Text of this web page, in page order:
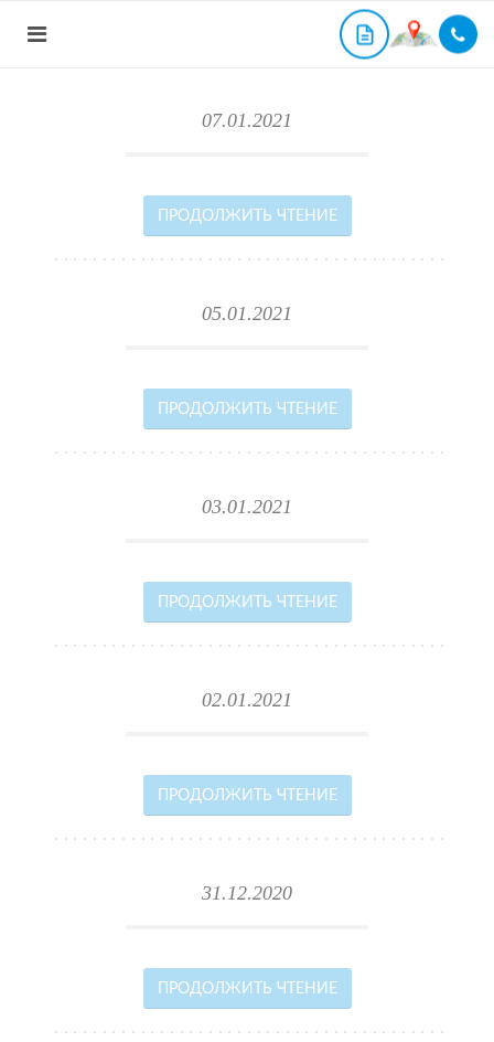
07.01.2021
ПРОДОЛЖИТЬ ЧТЕНИЕ
05.01.2021
ПРОДОЛЖИТЬ ЧТЕНИЕ
03.01.2021
ПРОДОЛЖИТЬ ЧТЕНИЕ
02.01.2021
ПРОДОЛЖИТЬ ЧТЕНИЕ
31.12.2020
ПРОДОЛЖИТЬ ЧТЕНИЕ